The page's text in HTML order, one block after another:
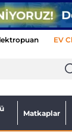
EV
Matkaplar